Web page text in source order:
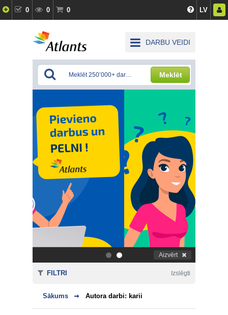
0 0 0 LV
DARBU VEIDI
Meklēt
. Aizvērt
Sākums Autora darbi: karii
FILTRI Izslēgti